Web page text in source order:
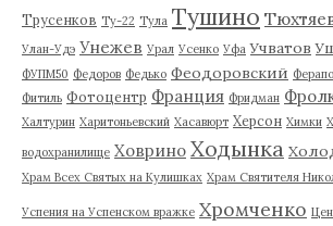
Трусенков Ту-22 Тула Тушино
Улан-Удэ Унежев Урал Усенко Уфа Учватов
ФУПМ50 Федоров Федько Феодоровский
Фитиль Фотоцентр Франция Фридман
Халтурин Харитоньевский Хасавюрт Херсон Химки
водохранилище Ховрино Ходынка
Храм Всех Святых на Кулишках Храм Святителя
Успения на Успенском вражке Хромченко